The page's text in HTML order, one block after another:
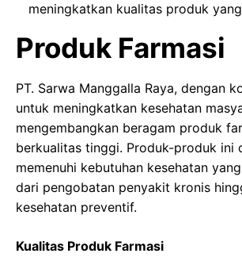
meningkatkan kualitas produk
Produk Farmasi
PT. Sarwa Manggalla Raya, dengan
untuk meningkatkan kesehatan
mengembangkan beragam produk
berkualitas tinggi. Produk-produk ini
memenuhi kebutuhan kesehatan
dari pengobatan penyakit kronis
kesehatan preventif.
Kualitas Produk Farmasi